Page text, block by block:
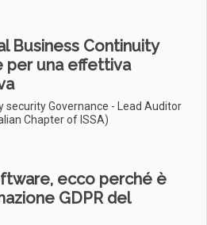
Business Continuity
per una effettiva
security Governance - Lead Auditor
Chapter of ISSA)
ecco perché è
GDPR del